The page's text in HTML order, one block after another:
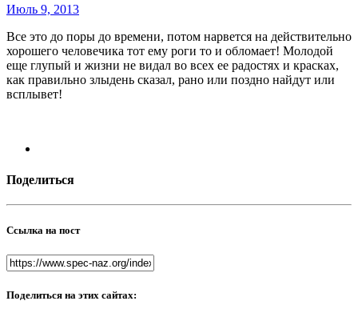
Июль 9, 2013
Все это до поры до времени, потом нарвется на действительно
хорошего человечика тот ему роги то и обломает! Молодой
еще глупый и жизни не видал во всех ее радостях и красках,
как правильно злыдень сказал, рано или поздно найдут или
всплывет!
Поделиться
Ссылка на пост
Поделиться на этих сайтах: